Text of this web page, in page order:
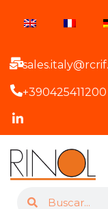
+390425411200